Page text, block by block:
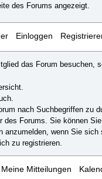
des Forums angezeigt.
Einloggen
das Forum besuchen,
nach Suchbegriffen zu
des Forums. Sie können
anzumelden, wenn Sie sich
zu registrieren.
Meine Mitteilungen